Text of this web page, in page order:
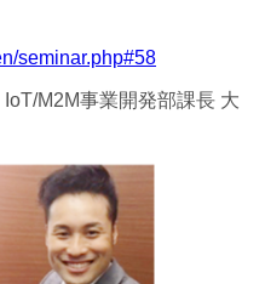
seminar.php#58
M2M事業開発部課長 大